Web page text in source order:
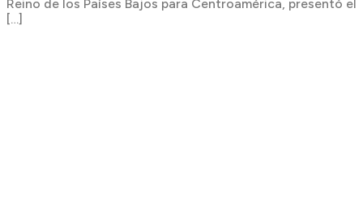
Reino de los Países Bajos para Centroamérica, presentó el
[…]